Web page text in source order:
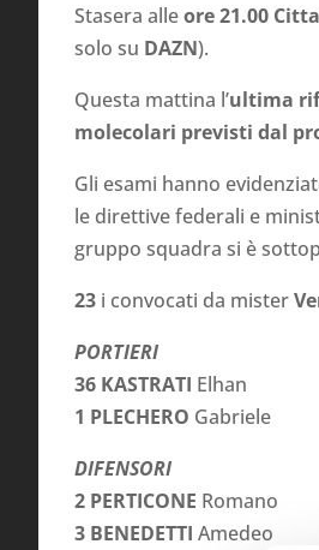
Stasera alleore 21.00
solo su DAZN).
Questa mattina l’ultima
molecolari previsti dal
Gli esami hanno
le direttive federali e
gruppo squadra si è
23 i convocati da mister
PORTIERI
36 KASTRATI Elhan
1 PLECHERO Gabriele
DIFENSORI
2 PERTICONE Romano
3 BENEDETTI Amedeo